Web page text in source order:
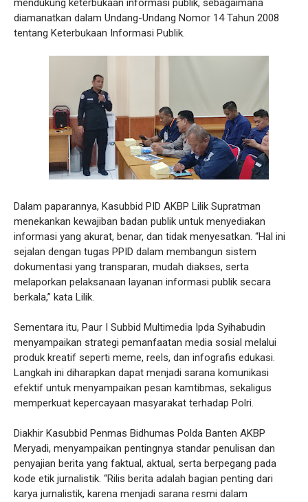
mendukung keterbukaan informasi publik, sebagaimana
diamanatkan dalam Undang-Undang Nomor 14 Tahun 2008
tentang Keterbukaan Informasi Publik.
Dalam paparannya, Kasubbid PID AKBP Lilik Supratman
menekankan kewajiban badan publik untuk menyediakan
informasi yang akurat, benar, dan tidak menyesatkan. “Hal ini
sejalan dengan tugas PPID dalam membangun sistem
dokumentasi yang transparan, mudah diakses, serta
melaporkan pelaksanaan layanan informasi publik secara
berkala,” kata Lilik.
Sementara itu, Paur I Subbid Multimedia Ipda Syihabudin
menyampaikan strategi pemanfaatan media sosial melalui
produk kreatif seperti meme, reels, dan infografis edukasi.
Langkah ini diharapkan dapat menjadi sarana komunikasi
efektif untuk menyampaikan pesan kamtibmas, sekaligus
memperkuat kepercayaan masyarakat terhadap Polri.
Diakhir Kasubbid Penmas Bidhumas Polda Banten AKBP
Meryadi, menyampaikan pentingnya standar penulisan dan
penyajian berita yang faktual, aktual, serta berpegang pada
kode etik jurnalistik. “Rilis berita adalah bagian penting dari
karya jurnalistik, karena menjadi sarana resmi dalam